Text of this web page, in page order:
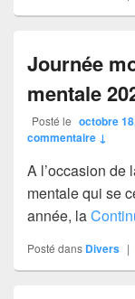
Journée
mentale
Posté le octobre
commentaire ↓
A l’occasion de
mentale qui se
année, la
Posté dans Divers |